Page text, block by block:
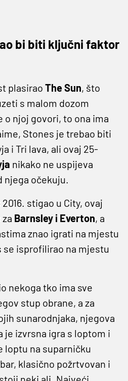
bi biti ključni faktor
plasirao The Sun, što
s malom dozom
o njoj govori, to ona ima
Stones je trebao biti
i Tri lava, ali ovaj 25-
nikako ne uspijeva
njega očekuju.
stigao u City, ovaj
Barnsley i Everton, a
znao igrati na mjestu
se isprofilirao na mjestu
nekoga tko ima sve
stup obrane, a za
sunarodnjaka, njegova
je izvrsna igra s loptom i
loptu na suparničku
klasično požrtvovan i